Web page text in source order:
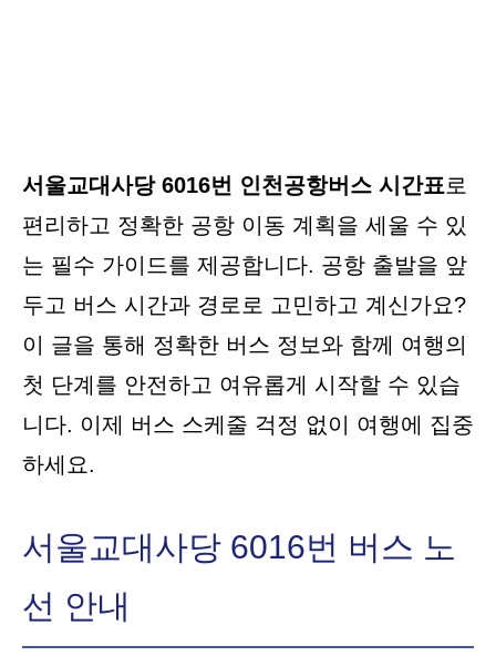
서울교대사당 6016번 인천공항버스 시간표로
편리하고 정확한 공항 이동 계획을 세울 수 있
는 필수 가이드를 제공합니다. 공항 출발을 앞
두고 버스 시간과 경로로 고민하고 계신가요?
이 글을 통해 정확한 버스 정보와 함께 여행의
첫 단계를 안전하고 여유롭게 시작할 수 있습
니다. 이제 버스 스케줄 걱정 없이 여행에 집중
하세요.
서울교대사당 6016번 버스 노
선 안내